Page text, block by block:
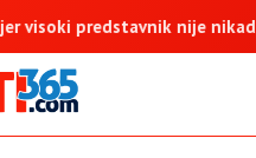
imao zakonodavna ovlaštenja